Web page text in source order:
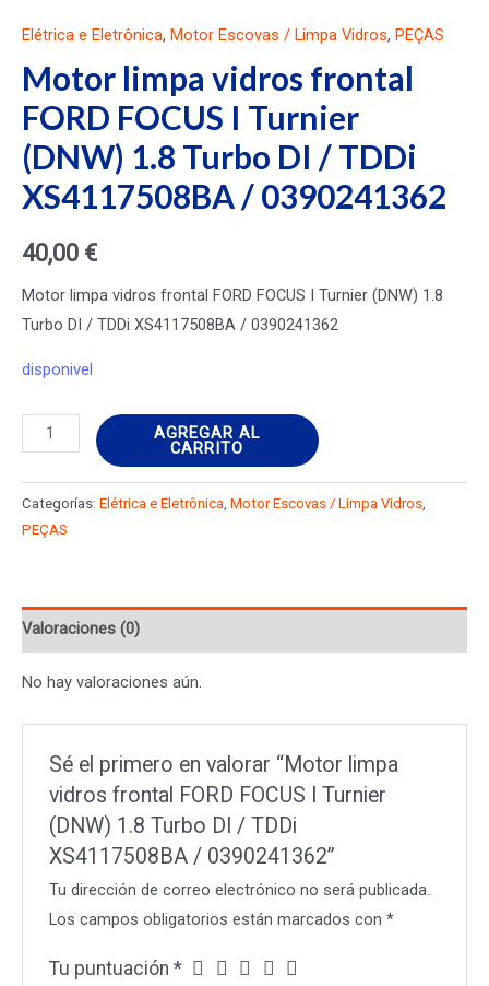
Elétrica e Eletrônica, Motor Escovas / Limpa Vidros, PEÇAS
Motor limpa vidros frontal
FORD FOCUS I Turnier
(DNW) 1.8 Turbo DI / TDDi
XS4117508BA / 0390241362
40,00 €
Motor limpa vidros frontal FORD FOCUS I Turnier (DNW) 1.8
Turbo DI / TDDi XS4117508BA / 0390241362
disponivel
Motor
limpa
vidros
frontal
I
Turnier
1.8
Turbo
XS4117508BA
0390241362
cantidad
AGREGAR AL
CARRITO
Categorías: Elétrica e Eletrônica Motor Escovas / Limpa Vidros
PEÇAS
Valoraciones (0)
No hay valoraciones aún.
Sé el primero en valorar “Motor limpa
vidros frontal FORD FOCUS I Turnier
(DNW) 1.8 Turbo DI / TDDi
XS4117508BA / 0390241362”
Tu dirección de correo electrónico no será publicada.
Los campos obligatorios están marcados con*
Tu puntuación*